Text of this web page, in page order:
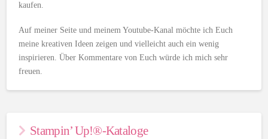
kaufen.
Auf meiner Seite und meinem Youtube-Kanal möchte ich Euch
meine kreativen Ideen zeigen und vielleicht auch ein wenig
inspirieren. Über Kommentare von Euch würde ich mich sehr
freuen.
Stampin’ Up!®-Kataloge